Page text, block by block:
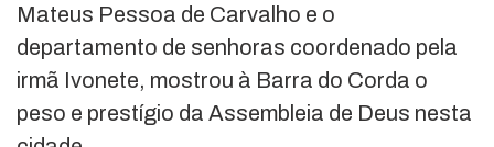
Mateus Pessoa de Carvalho e o
departamento de senhoras coordenado pela
irmã Ivonete, mostrou à Barra do Corda o
peso e prestígio da Assembleia de Deus nesta